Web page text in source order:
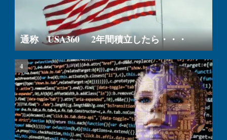
通称 USA360 2年間積立したら・・・